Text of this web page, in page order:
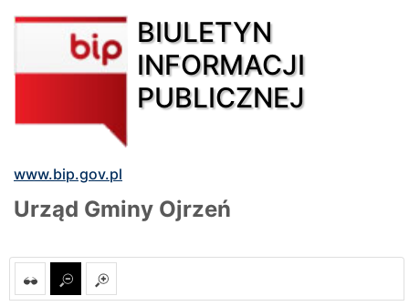
BIULETYN
INFORMACJI
PUBLICZNEJ
www.bip.gov.pl
Urząd Gminy Ojrzeń